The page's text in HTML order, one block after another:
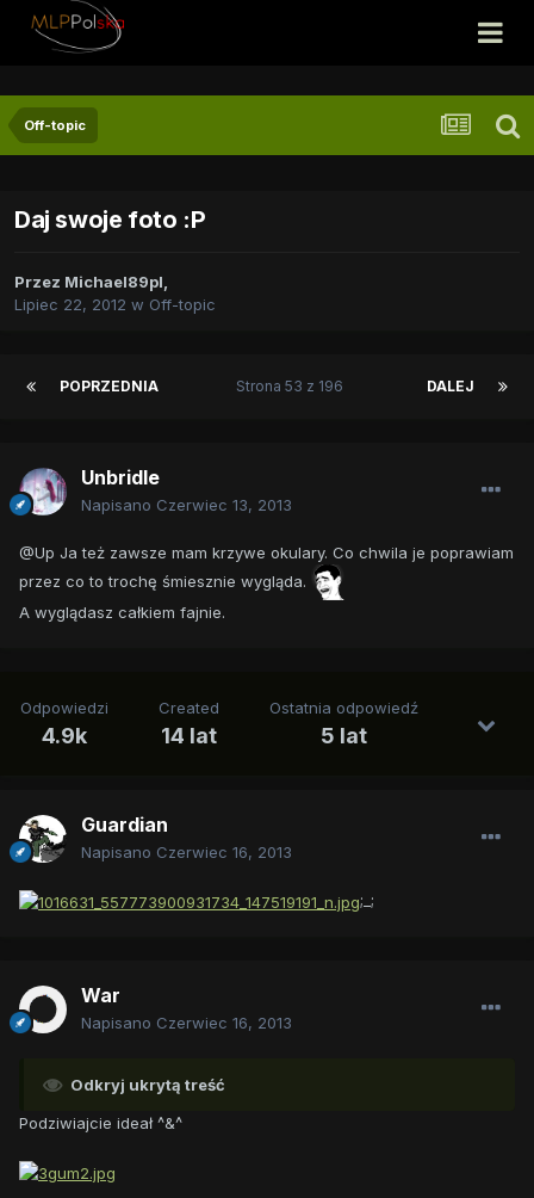
Off-topic
Daj swoje foto :P
Przez Michael89pl,
Lipiec 22, 2012 w Off-topic
POPRZEDNIA DALEJ
Strona 53 z 196
Unbridle
Napisano Czerwiec 13, 2013
@Up Ja też zawsze mam krzywe okulary. Co chwila je poprawiam
przez co to trochę śmiesznie wygląda.
A wyglądasz całkiem fajnie.
Odpowiedzi
4.9k
Created
14 lat
Ostatnia odpowiedź
5 lat
Guardian
Napisano Czerwiec 16, 2013
;_;
War
Napisano Czerwiec 16, 2013
Odkryj ukrytą treść
Podziwiajcie ideał ^&^